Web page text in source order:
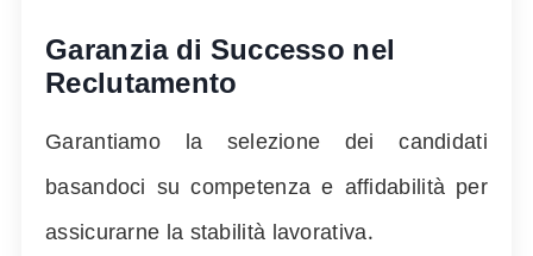
Garanzia di Successo nel
Reclutamento
Garantiamo la selezione dei candidati
basandoci su competenza e affidabilità per
assicurarne la stabilità lavorativa.